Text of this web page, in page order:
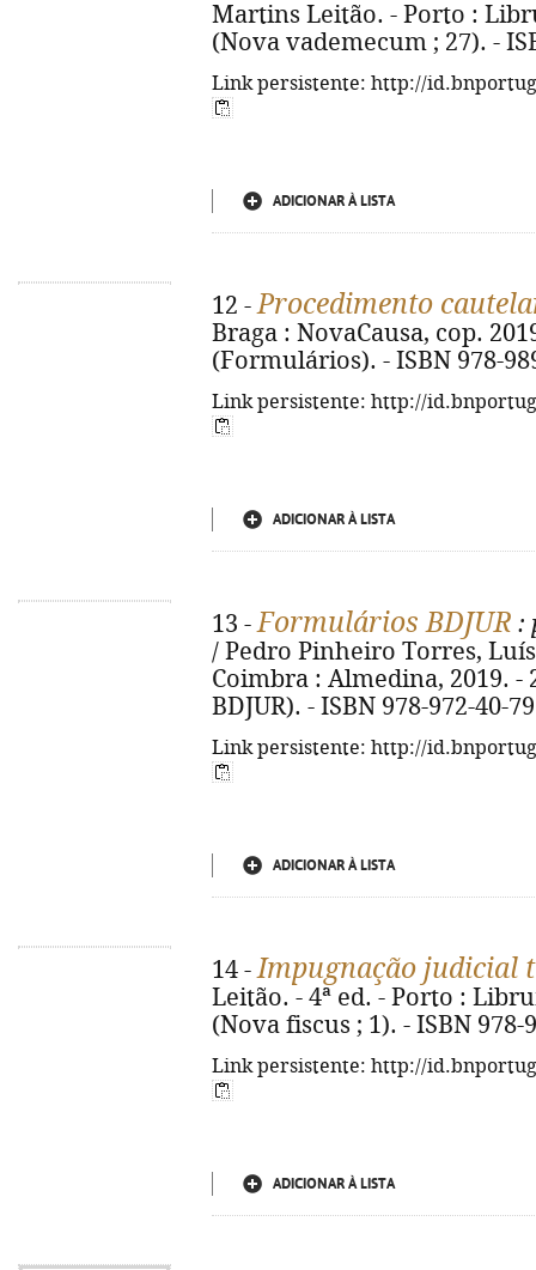
Martins Leitão. - Porto :
(Nova vademecum ; 27). -
Link persistente: http://
ADICIONAR À LISTA
12 -Procedimento
Braga : NovaCausa, cop.
(Formulários). - ISBN 978-
Link persistente: http://
ADICIONAR À LISTA
13 -Formulários BDJUR :
/ Pedro Pinheiro Torres,
Coimbra : Almedina, 2019. -
BDJUR). - ISBN 978-972-40-
Link persistente: http://
ADICIONAR À LISTA
14 -Impugnação judicial
Leitão. - 4ª ed. - Porto :
(Nova fiscus ; 1). - ISBN 978-
Link persistente: http://
ADICIONAR À LISTA